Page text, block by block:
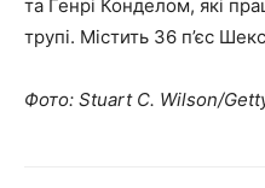
та Генрі Конделом, які
трупі. Містить 36 п’єс
Фото: Stuart C. Wilson/